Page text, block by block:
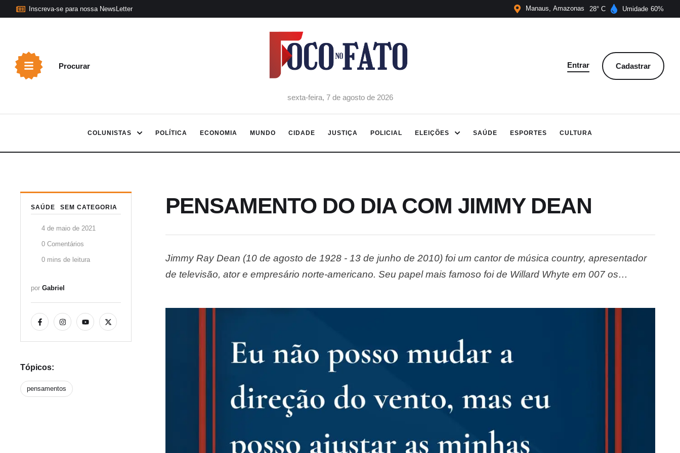
Inscreva-se para nossa NewsLetter Manaus Amazonas 28 Umidade 60
Procurar
sexta-feira, 7 de agosto de 2026
Entrar Cadastrar
COLUNISTAS POLÍTICA ECONOMIA MUNDO CIDADE JUSTIÇA POLICIAL ELEIÇÕES SAÚDE ESPORTES CULTURA
SAÚDE SEM CATEGORIA
4 de maio de 2021
0 Comentários
0 mins de leitura
por Gabriel
Tópicos:
pensamentos
PENSAMENTO DO DIA COM JIMMY DEAN
Jimmy Ray Dean (10 de agosto de 1928 - 13 de junho de 2010) foi um cantor de música country, apresentador
de televisão, ator e empresário norte-americano. Seu papel mais famoso foi de Willard Whyte em 007 os